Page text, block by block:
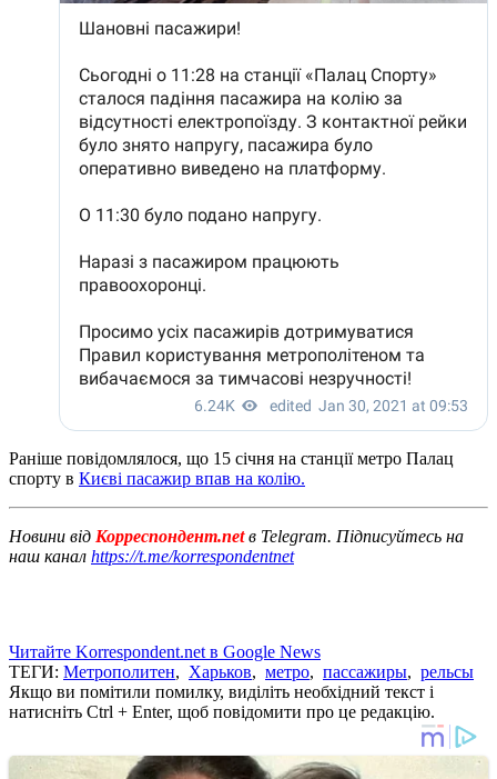
Раніше повідомлялося, що 15 січня на станції метро Палац
спорту в Києві пасажир впав на колію.
Новини від Корреспондент.netв Telegram. Підписуйтесь на
наш канал https://t.me/korrespondentnet
Читайте Korrespondent.net в Google News
ТЕГИ: Метрополитен, Харьков, метро, пассажиры, рельсы
Якщо ви помітили помилку, виділіть необхідний текст і
натисніть Ctrl + Enter, щоб повідомити про це редакцію.